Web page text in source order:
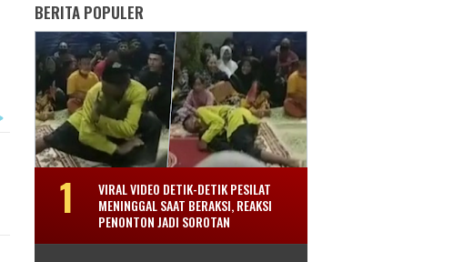
BERITA POPULER
VIRAL VIDEO DETIK-DETIK PESILAT
MENINGGAL SAAT BERAKSI, REAKSI
PENONTON JADI SOROTAN